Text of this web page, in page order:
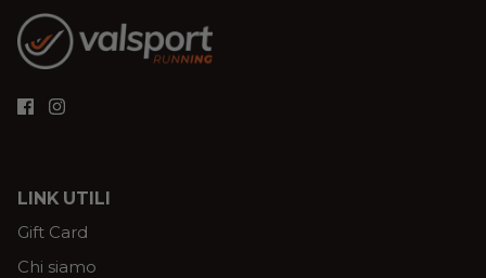
LINK UTILI
Gift Card
Chi siamo